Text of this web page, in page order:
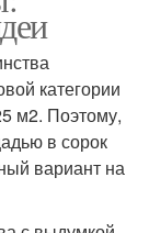
категории
м2. Поэтому,
в сорок
вариант на